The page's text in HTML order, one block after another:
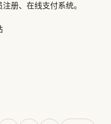
册、在线支付系统。